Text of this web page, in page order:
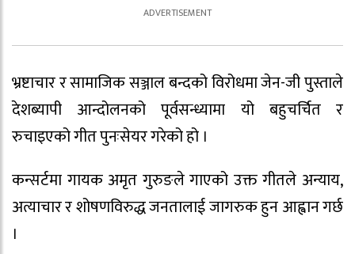
भ्रष्टाचार र सामाजिक सञ्जाल बन्दको विरोधमा जेन-जी पुस्ताले
देशब्यापी आन्दोलनको पूर्वसन्ध्यामा यो बहुचर्चित र
रुचाइएको गीत पुनःसेयर गरेको हो ।
कन्सर्टमा गायक अमृत गुरुङले गाएको उक्त गीतले अन्याय,
अत्याचार र शोषणविरुद्ध जनतालाई जागरुक हुन आह्वान गर्छ
।